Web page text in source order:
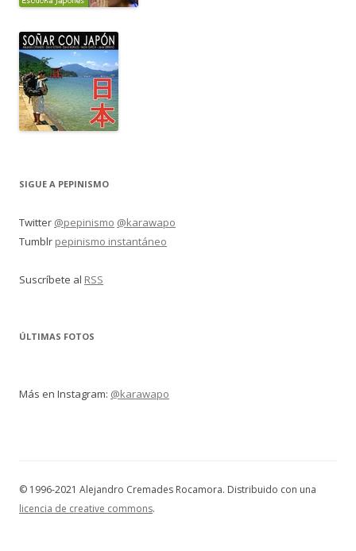
SIGUE A PEPINISMO
Twitter @pepinismo @karawapo
Tumblr pepinismo instantáneo
Suscríbete al RSS
ÚLTIMAS FOTOS
Más en Instagram: @karawapo
© 1996-2021 Alejandro Cremades Rocamora. Distribuido con una
licencia de creative commons.